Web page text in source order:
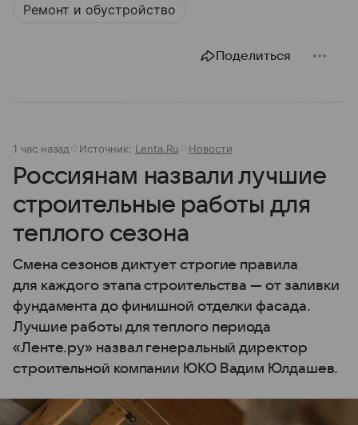
Ремонт и обустройство
Поделиться
1 час назад Источник: Lenta.Ru Новости
Россиянам назвали лучшие
строительные работы для
теплого сезона
Смена сезонов диктует строгие правила
для каждого этапа строительства — от заливки
фундамента до финишной отделки фасада.
Лучшие работы для теплого периода
«Ленте.ру» назвал генеральный директор
строительной компании ЮКО Вадим Юлдашев.